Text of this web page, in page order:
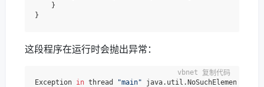
    }
这段程序在运行时会抛出异常：
Exception in thread "main"
复制代码